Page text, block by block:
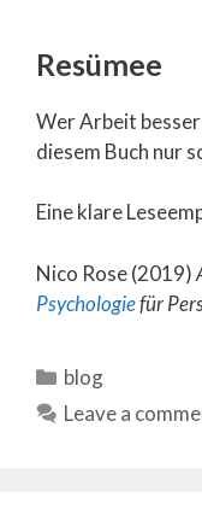
Resümee
Wer Arbeit
diesem Buch nur
Eine klare
Nico Rose (2019)
Psychologiefür
Categories
blog
Leave a